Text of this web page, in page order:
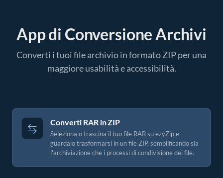
App di Conversione Archivi
Converti i tuoi file archivio in formato ZIP per una
maggiore usabilità e accessibilità.
Converti RAR in ZIP
Seleziona o trascina il tuo file RAR su ezyZip e
guardalo trasformarsi in un file ZIP, semplificando sia
l'archiviazione che i processi di condivisione dei file.